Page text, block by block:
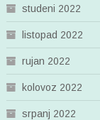
studeni 2022
listopad 2022
rujan 2022
kolovoz 2022
srpanj 2022